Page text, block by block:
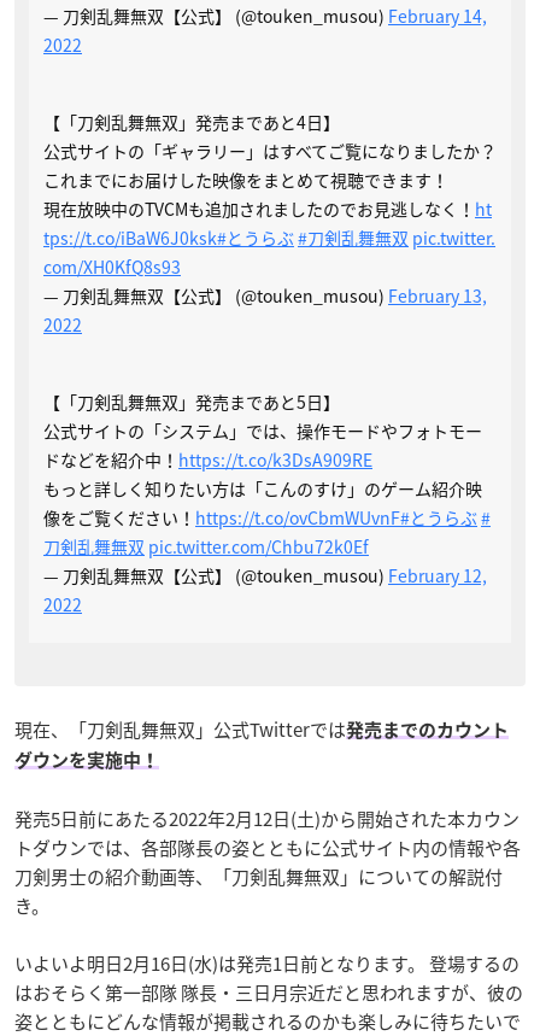
— 刀剣乱舞無双【公式】 (@touken_musou) February 14,
2022
【「刀剣乱舞無双」発売まであと4日】
公式サイトの「ギャラリー」はすべてご覧になりましたか？
これまでにお届けした映像をまとめて視聴できます！
現在放映中のTVCMも追加されましたのでお見逃しなく！ ht
tps://t.co/iBaW6J0ksk#とうらぶ#刀剣乱舞無双 pic.twitter.
com/XH0KfQ8s93
— 刀剣乱舞無双【公式】 (@touken_musou) February 13,
2022
【「刀剣乱舞無双」発売まであと5日】
公式サイトの「システム」では、操作モードやフォトモー
ドなどを紹介中！ https://t.co/k3DsA909RE
もっと詳しく知りたい方は「こんのすけ」のゲーム紹介映
像をご覧ください！ https://t.co/ovCbmWUvnF#とうらぶ#
刀剣乱舞無双 pic.twitter.com/Chbu72k0Ef
— 刀剣乱舞無双【公式】 (@touken_musou) February 12,
2022
現在、「刀剣乱舞無双」公式Twitterでは発売までのカウント
ダウンを実施中！
発売5日前にあたる2022年2月12日(土)から開始された本カウン
トダウンでは、各部隊長の姿とともに公式サイト内の情報や各
刀剣男士の紹介動画等、「刀剣乱舞無双」についての解説付
き。
いよいよ明日2月16日(水)は発売1日前となります。 登場するの
はおそらく第一部隊 隊長・三日月宗近だと思われますが、彼の
姿とともにどんな情報が掲載されるのかも楽しみに待ちたいで